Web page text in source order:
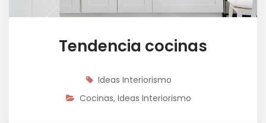
Tendencia cocinas
Ideas Interiorismo
Cocinas, Ideas Interiorismo